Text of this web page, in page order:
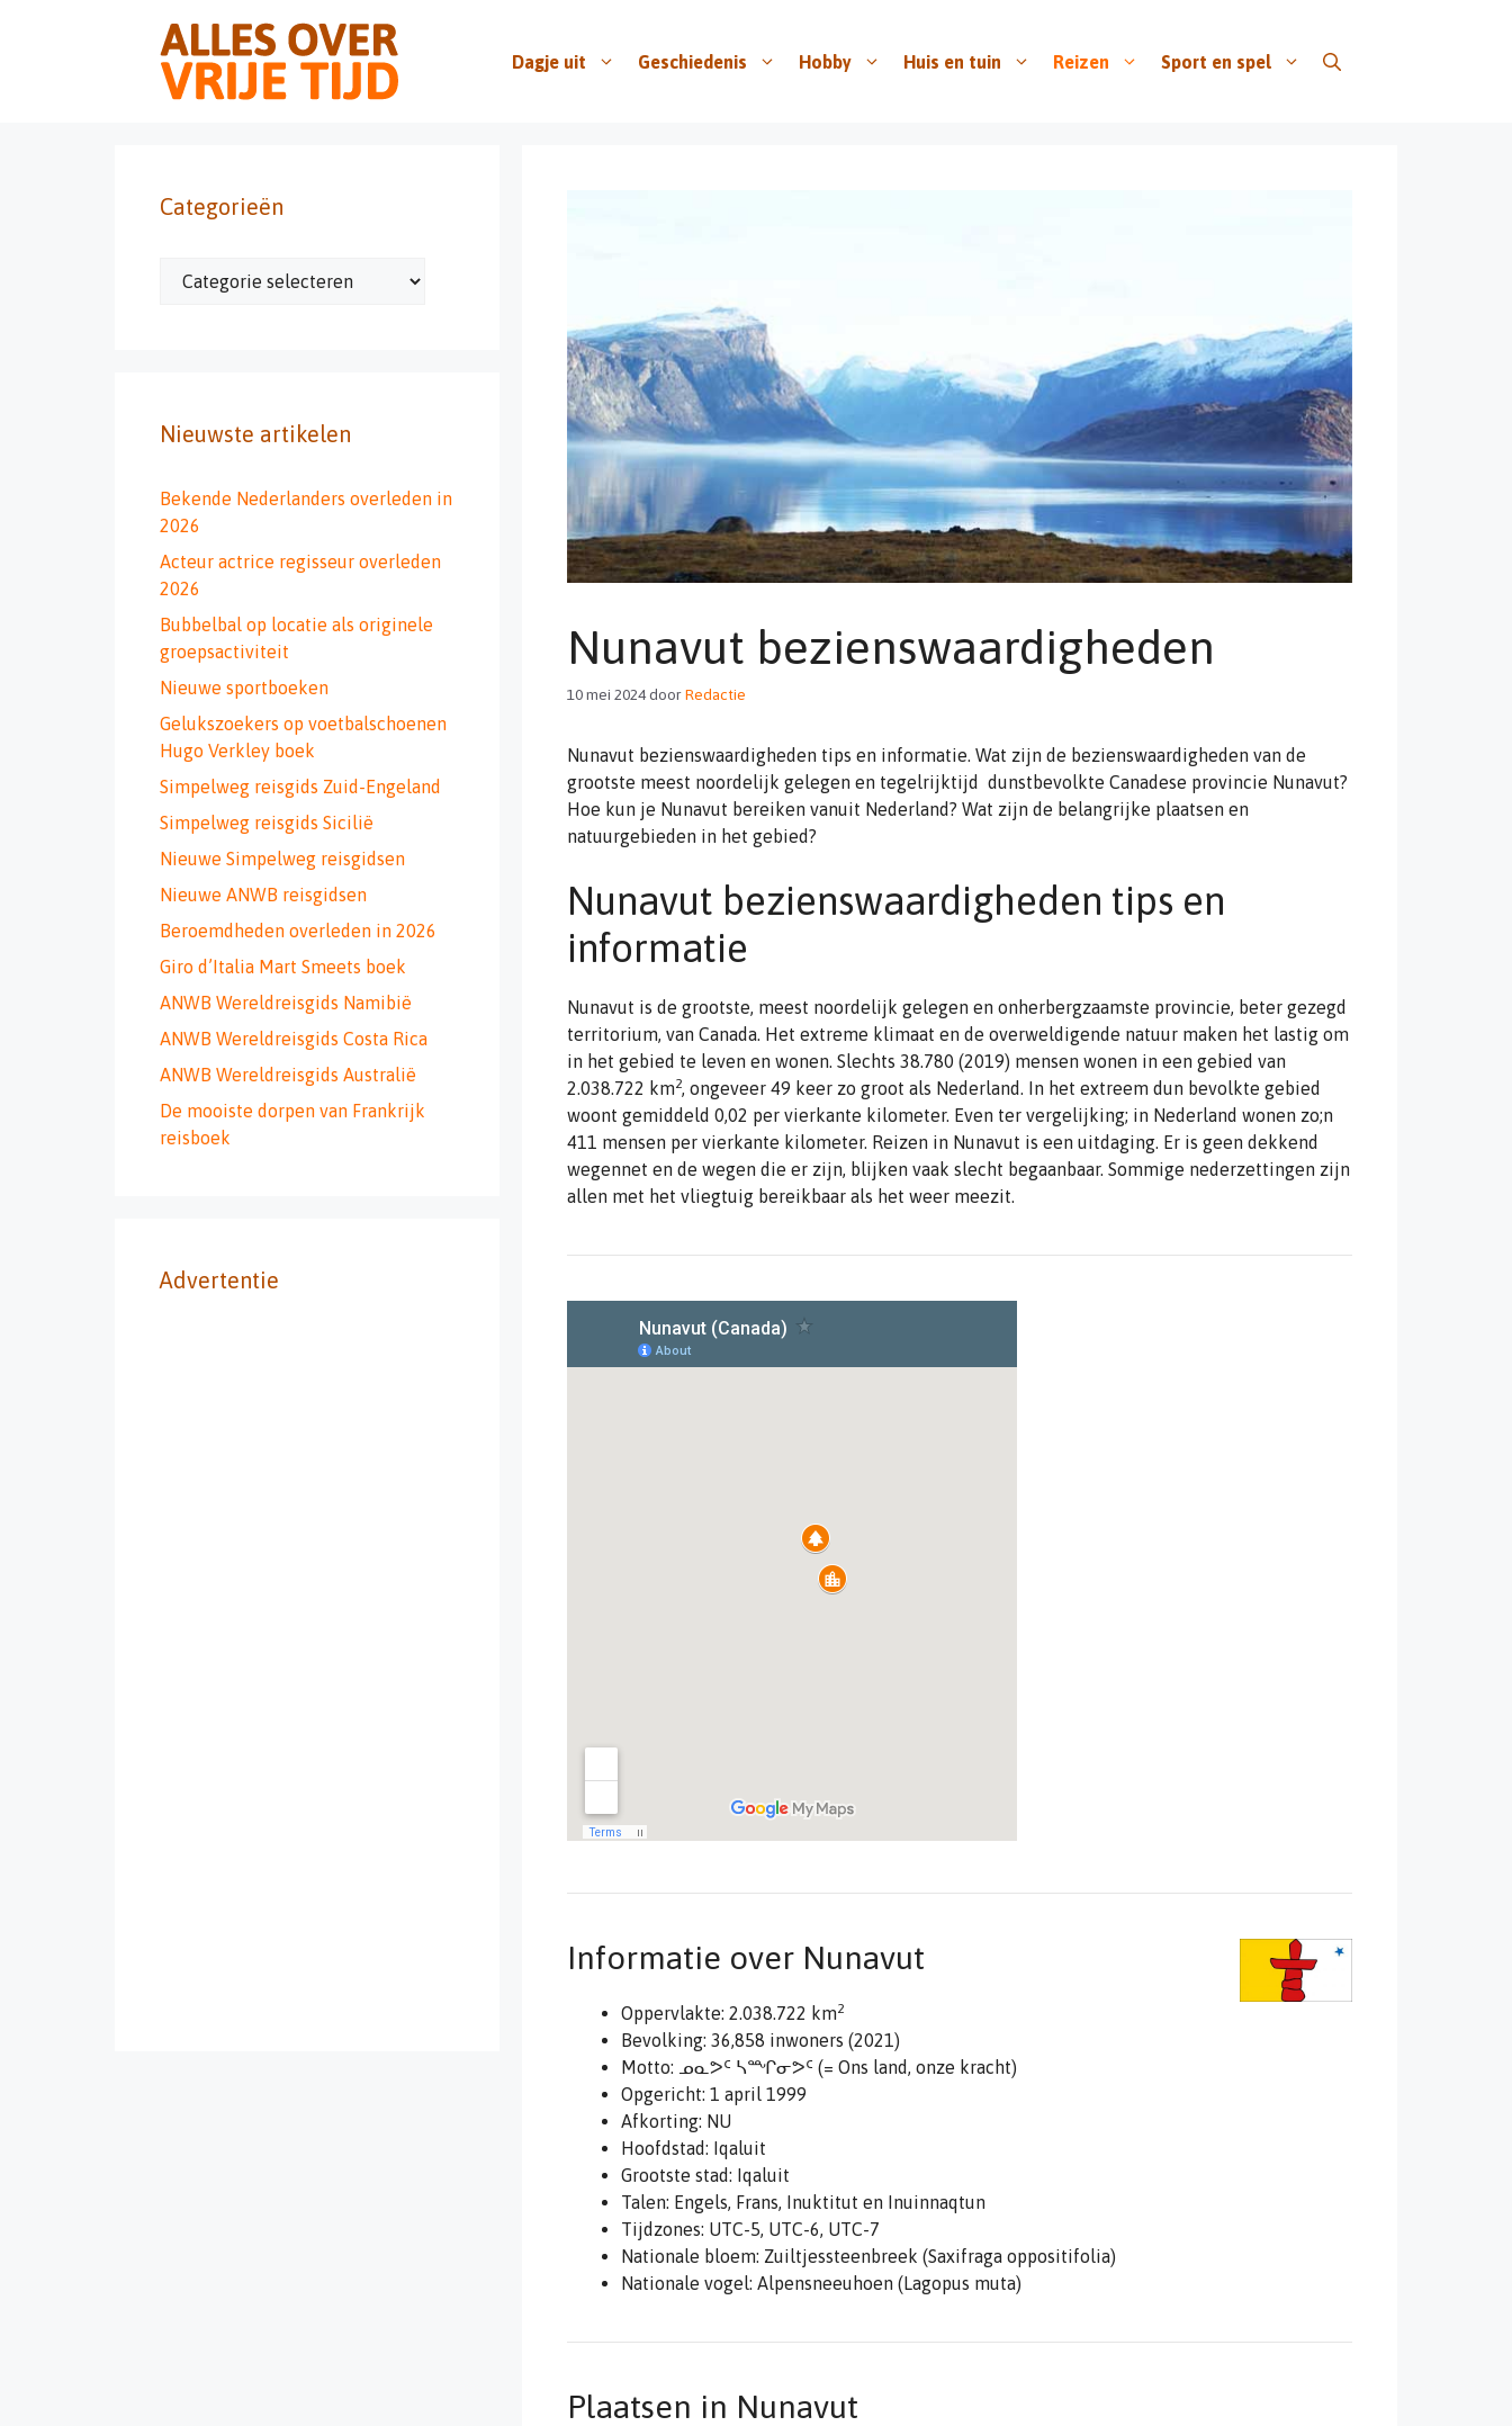
Dagje uit Geschiedenis Hobby Huis en tuin Reizen Sport en spel
Nunavut bezienswaardigheden
10 mei 2024doorRedactie
Nunavut bezienswaardigheden tips en informatie. Wat zijn de bezienswaardigheden van de
grootste meest noordelijk gelegen en tegelrijktijd dunstbevolkte Canadese provincie Nunavut?
Hoe kun je Nunavut bereiken vanuit Nederland? Wat zijn de belangrijke plaatsen en
natuurgebieden in het gebied?
Nunavut bezienswaardigheden tips en
informatie
Nunavut is de grootste, meest noordelijk gelegen en onherbergzaamste provincie, beter gezegd
territorium, van Canada. Het extreme klimaat en de overweldigende natuur maken het lastig om
in het gebied te leven en wonen. Slechts 38.780 (2019) mensen wonen in een gebied van
2.038.722 km2, ongeveer 49 keer zo groot als Nederland. In het extreem dun bevolkte gebied
woont gemiddeld 0,02 per vierkante kilometer. Even ter vergelijking; in Nederland wonen zo;n
411 mensen per vierkante kilometer. Reizen in Nunavut is een uitdaging. Er is geen dekkend
wegennet en de wegen die er zijn, blijken vaak slecht begaanbaar. Sommige nederzettingen zijn
allen met het vliegtuig bereikbaar als het weer meezit.
Informatie over Nunavut
Oppervlakte: 2.038.722 km2
Bevolking: 36,858 inwoners (2021)
Motto: ᓄᓇᕗᑦ ᓴᙱᓂᕗᑦ (= Ons land, onze kracht)
Opgericht: 1 april 1999
Afkorting: NU
Hoofdstad: Iqaluit
Grootste stad: Iqaluit
Talen: Engels, Frans, Inuktitut en Inuinnaqtun
Tijdzones: UTC-5, UTC-6, UTC-7
Nationale bloem: Zuiltjessteenbreek (Saxifraga oppositifolia)
Nationale vogel: Alpensneeuhoen (Lagopus muta)
Plaatsen in Nunavut
Categorieën
Categorieën
Nieuwste artikelen
Bekende Nederlanders overleden in
2026
Acteur actrice regisseur overleden
2026
Bubbelbal op locatie als originele
groepsactiviteit
Nieuwe sportboeken
Gelukszoekers op voetbalschoenen
Hugo Verkley boek
Simpelweg reisgids Zuid-Engeland
Simpelweg reisgids Sicilië
Nieuwe Simpelweg reisgidsen
Nieuwe ANWB reisgidsen
Beroemdheden overleden in 2026
Giro d’Italia Mart Smeets boek
ANWB Wereldreisgids Namibië
ANWB Wereldreisgids Costa Rica
ANWB Wereldreisgids Australië
De mooiste dorpen van Frankrijk
reisboek
Advertentie